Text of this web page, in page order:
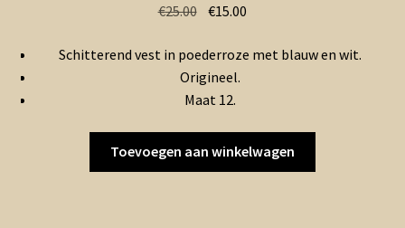
€25.00 Oorspronkelijke
was:
€25.00.
€15.00
is:
Schitterend vest in poederroze met blauw en wit.
Origineel.
Maat 12.
Toevoegen aan winkelwagen